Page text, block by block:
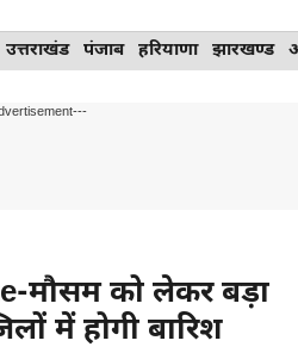
उत्तराखंड पंजाब हरियाणा झारखण्ड
मौसम को लेकर बड़ा
में होगी बारिश